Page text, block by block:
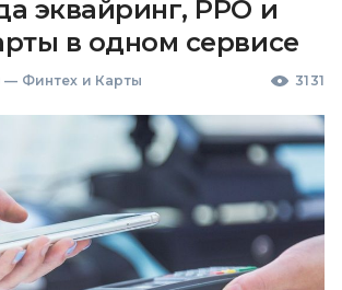
эквайринг, РРО и
в одном сервисе
— Финтех и Карты 3131